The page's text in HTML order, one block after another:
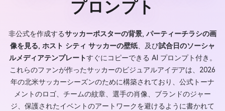
プロンプト
非公式を作成するサッカーポスターの背景, パーティーチラシの画
像を見る, ホスト シティ サッカーの壁纸、及び試合日のソーシャ
ルメディアテンプレートすぐにコピーできる AI プロンプト付き。
これらのファンが作ったサッカーのビジュアルアイデアは、2026
年の北米サッカーシーズンのために構築されており、公式トーナ
メントのロゴ、チームの紋章、選手の肖像、ブランドのジャー
ジ、保護されたイベントのアートワークを避けるように書かれて